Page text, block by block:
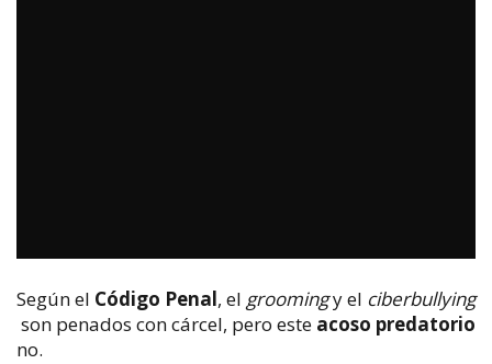
Según el Código Penal, el groomingy el ciberbullying
son penados con cárcel, pero este acoso predatorio
no.